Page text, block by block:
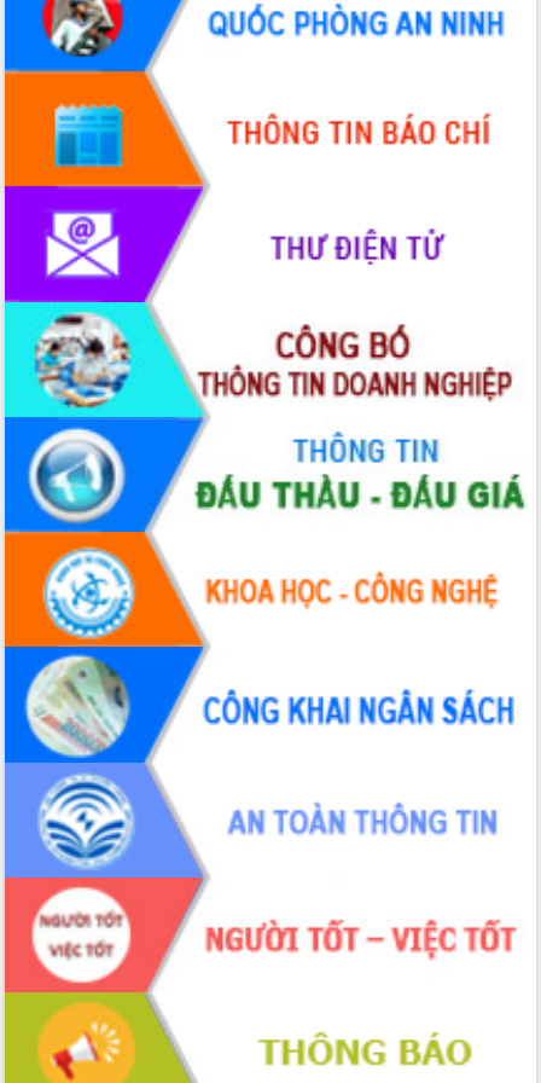
Lấy ý kiến điều chỉnh Quy hoạch tỉnh
Đắk Lắk thời kỳ 2021-2030, tầm nhìn
đến năm 2050
Phát động chiến dịch 30 ngày đêm
giải phóng mặt bằng Tuyến đường bộ
ven biển
Đắk Lắk nỗ lực thúc đẩy tăng trưởng
kinh tế từ 10% trở lên trong Quý
II/2026
Đắk Lắk ký kết thỏa thuận hợp tác về
chuyển đổi số giai đoạn 2026 – 2030
với Tập đoàn Bưu chính Viễn thông
Việt Nam
Thứ trưởng Bộ Y tế làm việc với tỉnh
Đắk Lắk về phát triển nhân lực y tế
cho trạm y tế cấp xã
Du lịch Đắk Lắk nâng tầm trải nghiệm
du khách thông qua Hệ thống cơ sở dữ
liệu và Bản đồ số
Tập huấn ứng dụng trí tuệ nhân tạo (AI)
trong thương mại điện tử năm 2026
Đoàn đại biểu Quốc hội tỉnh Đắk Lắk
trao đổi thông tin trước Kỳ họp thứ
nhất, Quốc hội khóa XVI
Quyết liệt cải cách hành chính, khơi
thông nguồn lực phát triển
Nâng cao hiệu lực, hiệu quả HĐND
tỉnh thông qua hiện đại hóa hành chính
Xã Ea Phê gắn cải cách hành chính với
chuyển đổi số
Phó Chủ tịch Thường trực UBND tỉnh
Hồ Thị Nguyên Thảo làm việc tại Trung
tâm Phục vụ hành chính công xã Ea
Xây dựng nền hành chính số đồng
hành cùng nông dân dân, doanh nghiệp
Giai đoạn 2026-2030, Đắk Lắk phấn
đấu có 77% xã đạt chuẩn nông thôn
Chuyển đổi số 'mở đường' cho nông
nghiệp Đắk Lắk tăng trưởng bứt phá